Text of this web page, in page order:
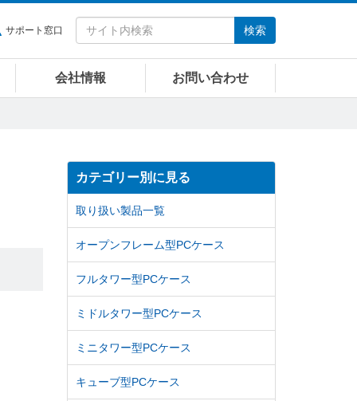
サポート窓口 検索
会社情報 お問い合わせ
カテゴリー別に見る
取り扱い製品一覧
オープンフレーム型PCケース
フルタワー型PCケース
ミドルタワー型PCケース
ミニタワー型PCケース
キューブ型PCケース